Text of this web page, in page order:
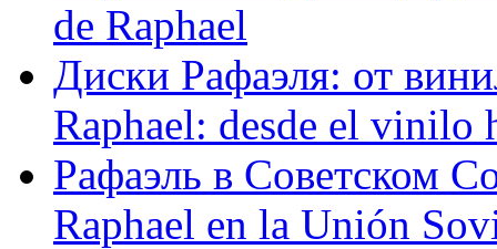
de Raphael
Диски Рафаэля: от
Raphael: desde el vinilo
Рафаэль в Советском
Raphael en la Unión